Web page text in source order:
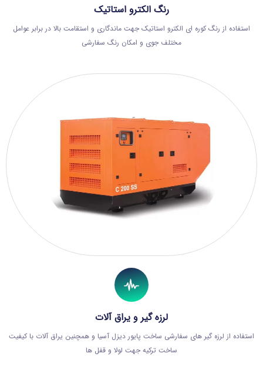
رنگ الکترو استاتیک
استفاده از رنگ کوره ای الکترو استاتیک جهت ماندگاری و استقامت بالا در برابر عوامل
مختلف جوی و امکان رنگ سفارشی
لرزه گیر و یراق آلات
استفاده از لرزه گیر های سفارشی ساخت پایور دیزل آسیا و همچنین یراق آلات با کیفیت
ساخت ترکیه جهت لولا و قفل ها